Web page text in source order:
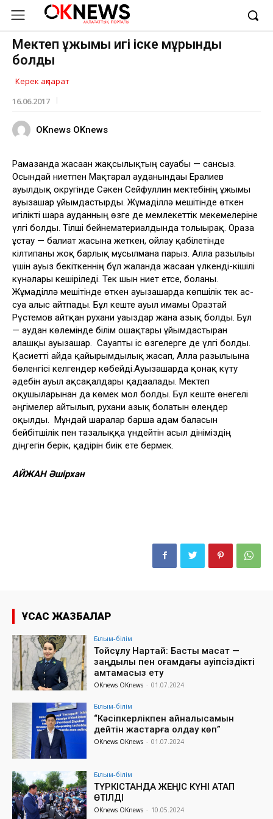
Мектеп ұжымы игі іске мұрындық
болды
Керек ақпарат
16.06.2017
OKnews OKnews
Рамазанда жасаған жақсылықтың сауабы — сансыз.
Осындай ниетпен Мақтарал ауданындағы Ералиев
ауылдық округінде Сәкен Сейфуллин мектебінің ұжымы
ауызашар ұйымдастырды. Жұмаділлә мешітінде өткен
игілікті шара ауданның өзге де мемлекеттік мекемелеріне
үлгі болды. Тілші бейнематериалдында толығырақ. Ораза
ұстау — балиғат жасына жеткен, ойлау қабілетінде
кілтипаны жоқ барлық мұсылманға парыз. Алла разылығы
үшін ауыз бекіткеннің бұл жалғанда жасаған үлкенді-кішілі
күнәлары кешіріледі. Тек шын ниет етсе, болғаны.
Жұмаділлә мешітінде өткен ауызашарда көпшілік тек ас-
суға алғыс айтпады. Бұл кеште ауыл имамы Оразтай
Рүстемов айтқан рухани уағыздар жанға азық болды. Бұл
— аудан көлемінде білім ошақтары ұйымдастырған
алғашқы ауызашар. Сауапты іс өзгелерге де үлгі болды.
Қасиетті айда қайырымдылық жасап, Алла разылығына
бөленгісі келгендер көбейді.Ауызашарда қонақ күту
әдебін ауыл ақсақалдары қадағалады. Мектеп
оқушыларынан да көмек мол болды. Бұл кеште өнегелі
әңгімелер айтылып, рухани азық болатын өлеңдер
оқылды. Мұндай шаралар барша адам баласын
бейбітшілік пен тазалыққа үндейтін асыл дініміздің
діңгегін берік, қадірін биік ете бермек.
АЙЖАН Әшірхан
ҰҚСАС ЖАЗБАЛАР
Ғылым-білім
Тойсұлу Нартай: Басты мақсат —
заңдылық пен қоғамдағы қауіпсіздікті
қамтамасыз ету
OKnews OKnews - 01.07.2024
Ғылым-білім
“Кәсіпкерлікпен айналысамын
дейтін жастарға қолдау көп”
OKnews OKnews - 01.07.2024
Ғылым-білім
ТҮРКІСТАНДА ЖЕҢІС КҮНІ АТАП
ӨТІЛДІ
OKnews OKnews - 10.05.2024